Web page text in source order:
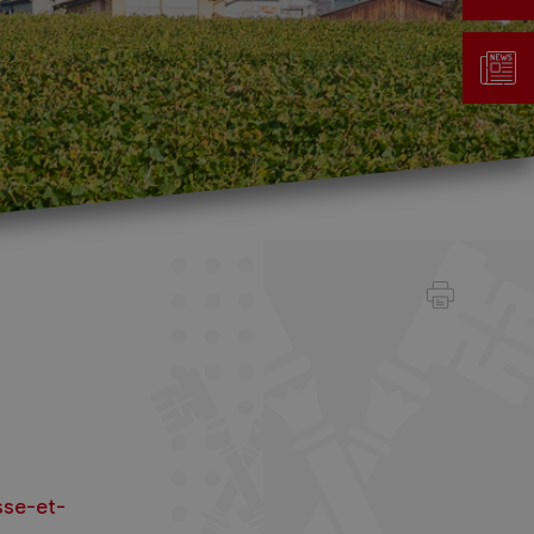
Gestion des déchets
et-